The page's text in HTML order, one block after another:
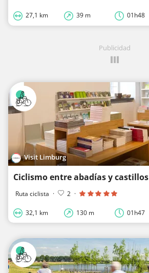
27,1 km 39 m 01h48
Publicidad
Visit Limburg
Ciclismo entre abadías y castillos
Ruta ciclista · 2 ·
32,1 km 130 m 01h47